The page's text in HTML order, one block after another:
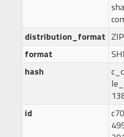
distribution_format ZIP
format
hash
id